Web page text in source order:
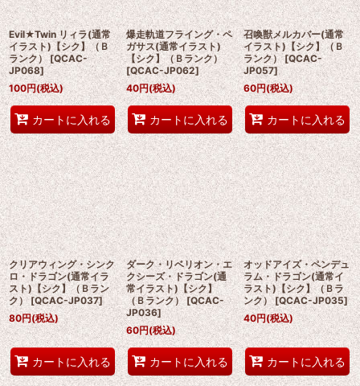
Evil★Twin リィラ(通常
イラスト)【シク】（Ｂ
ランク） [QCAC-
JP068]
100円(税込)
カートに入れる
爆走軌道フライング・ペ
ガサス(通常イラスト)
【シク】（Ｂランク）
[QCAC-JP062]
40円(税込)
カートに入れる
召喚獣メルカバー(通常
イラスト)【シク】（Ｂ
ランク） [QCAC-
JP057]
60円(税込)
カートに入れる
クリアウィング・シンク
ロ・ドラゴン(通常イラ
スト)【シク】（Ｂラン
ク） [QCAC-JP037]
80円(税込)
カートに入れる
ダーク・リベリオン・エ
クシーズ・ドラゴン(通
常イラスト)【シク】
（Ｂランク） [QCAC-
JP036]
60円(税込)
カートに入れる
オッドアイズ・ペンデュ
ラム・ドラゴン(通常イ
ラスト)【シク】（Ｂラ
ンク） [QCAC-JP035]
40円(税込)
カートに入れる